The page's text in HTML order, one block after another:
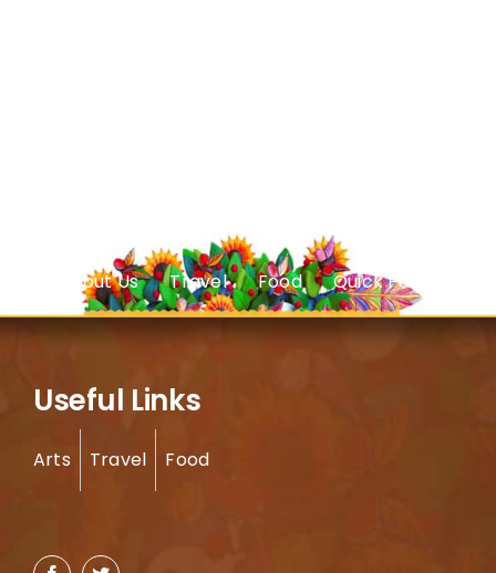
About Us Travel Food Quick Facts
Useful Links
Arts Travel Food